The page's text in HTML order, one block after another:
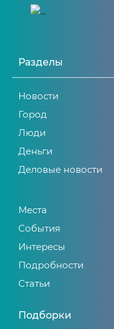
Разделы
Новости
Город
Люди
Деньги
Деловые новости
Места
События
Интересы
Подробности
Статьи
Подборки